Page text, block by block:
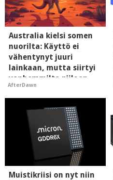
Australia kielsi somen
nuorilta: Käyttö ei
vähentynyt juuri
lainkaan, mutta siirtyi
vanhemmilta piiloon
AfterDawn
Muistikriisi on nyt niin